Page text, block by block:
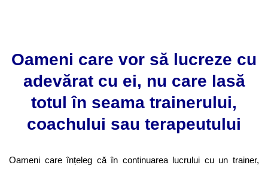
Oameni care vor să lucreze cu
adevărat cu ei, nu care lasă
totul în seama trainerului,
coachului sau terapeutului
Oameni care înțeleg că în continuarea lucrului cu un trainer,